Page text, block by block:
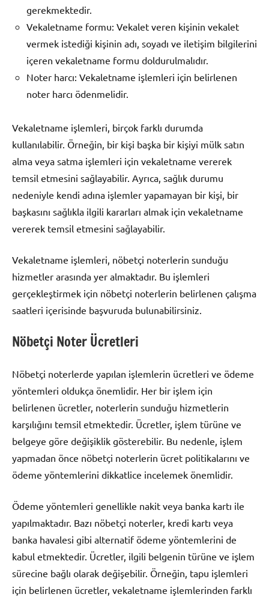
gerekmektedir.
Vekaletname formu: Vekalet veren kişinin vekalet
vermek istediği kişinin adı, soyadı ve iletişim bilgilerini
içeren vekaletname formu doldurulmalıdır.
Noter harcı: Vekaletname işlemleri için belirlenen
noter harcı ödenmelidir.
Vekaletname işlemleri, birçok farklı durumda
kullanılabilir. Örneğin, bir kişi başka bir kişiyi mülk satın
alma veya satma işlemleri için vekaletname vererek
temsil etmesini sağlayabilir. Ayrıca, sağlık durumu
nedeniyle kendi adına işlemler yapamayan bir kişi, bir
başkasını sağlıkla ilgili kararları almak için vekaletname
vererek temsil etmesini sağlayabilir.
Vekaletname işlemleri, nöbetçi noterlerin sunduğu
hizmetler arasında yer almaktadır. Bu işlemleri
gerçekleştirmek için nöbetçi noterlerin belirlenen çalışma
saatleri içerisinde başvuruda bulunabilirsiniz.
Nöbetçi Noter Ücretleri
Nöbetçi noterlerde yapılan işlemlerin ücretleri ve ödeme
yöntemleri oldukça önemlidir. Her bir işlem için
belirlenen ücretler, noterlerin sunduğu hizmetlerin
karşılığını temsil etmektedir. Ücretler, işlem türüne ve
belgeye göre değişiklik gösterebilir. Bu nedenle, işlem
yapmadan önce nöbetçi noterlerin ücret politikalarını ve
ödeme yöntemlerini dikkatlice incelemek önemlidir.
Ödeme yöntemleri genellikle nakit veya banka kartı ile
yapılmaktadır. Bazı nöbetçi noterler, kredi kartı veya
banka havalesi gibi alternatif ödeme yöntemlerini de
kabul etmektedir. Ücretler, ilgili belgenin türüne ve işlem
sürecine bağlı olarak değişebilir. Örneğin, tapu işlemleri
için belirlenen ücretler, vekaletname işlemlerinden farklı